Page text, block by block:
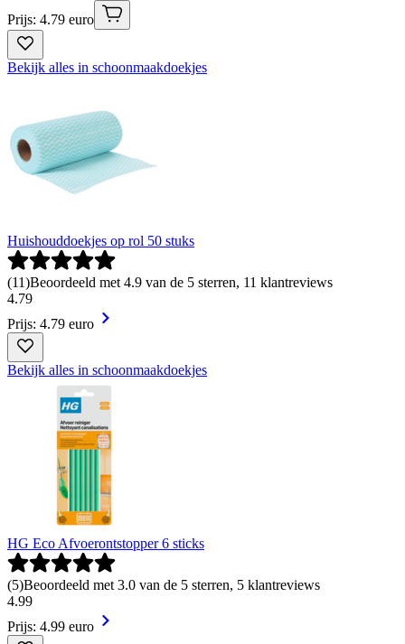
Prijs: 4.79 euro
Bekijk alles in schoonmaakdoekjes
Huishouddoekjes op rol 50 stuks
(11)Beoordeeld met 4.9 van de 5 sterren, 11 klantreviews
4.79
Prijs: 4.79 euro
Bekijk alles in schoonmaakdoekjes
HG Eco Afvoerontstopper 6 sticks
(5)Beoordeeld met 3.0 van de 5 sterren, 5 klantreviews
4.99
Prijs: 4.99 euro